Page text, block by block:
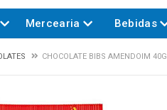
Mercearia Bebidas
CHOCOLATE BIBS AMENDOIM 40G